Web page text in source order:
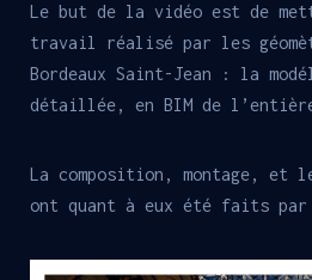
Le but de la vidéo est de
travail réalisé par les
Bordeaux Saint-Jean : la
détaillée, en BIM de
La composition, montage, et
ont quant à eux été faits par